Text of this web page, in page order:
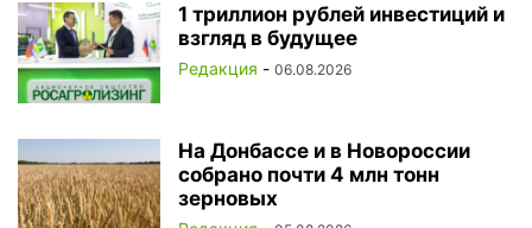
1 триллион рублей инвестиций и
взгляд в будущее
Редакция - 06.08.2026
На Донбассе и в Новороссии
собрано почти 4 млн тонн
зерновых